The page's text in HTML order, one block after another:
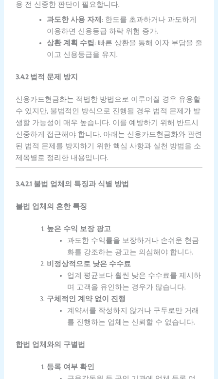
용 전 신중한 판단이 필요합니다.
과도한 사용 자제 : 한도를 초과하거나 과도하게
이용하면 신용등급 하락 위험 증가.
상환 계획 수립: 빠른 상환을 통해 이자 부담을 줄
이고 신용등급을 유지.
3.4.2 법적 문제 방지
신용카드현금화는 적법한 방법으로 이루어질 경우 유용할
수 있지만, 불법적인 방식으로 진행될 경우 법적 문제가 발
생할 가능성이 매우 높습니다. 이를 예방하기 위해 반드시
신중하게 접근해야 합니다. 아래는 신용카드현금화와 관련
된 법적 문제를 방지하기 위한 핵심 사항과 실천 방법을 소
제목별로 정리한 내용입니다.
3.4.2.1 불법 업체의 특징과 식별 방법
불법 업체의 흔한 특징
높은 수익 보장 광고
과도한 수익률을 보장하거나 손쉬운 현금
화를 강조하는 광고는 의심해야 합니다.
비정상적으로 낮은 수수료
업계 평균보다 훨씬 낮은 수수료를 제시하
며 고객을 유인하는 경우가 많습니다.
구체적인 계약 없이 진행
계약서를 작성하지 않거나 구두로만 거래
를 진행하는 업체는 신뢰할 수 없습니다.
합법 업체와의 구별법
등록 여부 확인